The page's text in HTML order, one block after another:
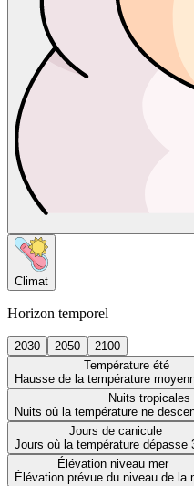
Climat
Horizon temporel
2030 2050
2100
Température été
Hausse de la température
Nuits tropicales
Nuits où la température ne
Jours de canicule
Jours où la température dépasse
Élévation niveau mer
Élévation prévue du niveau de la